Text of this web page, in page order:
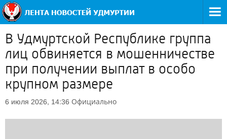
В Удмуртской Республике группа
лиц обвиняется в мошенничестве
при получении выплат в особо
крупном размере
6 июля 2026, 14:36 Официально